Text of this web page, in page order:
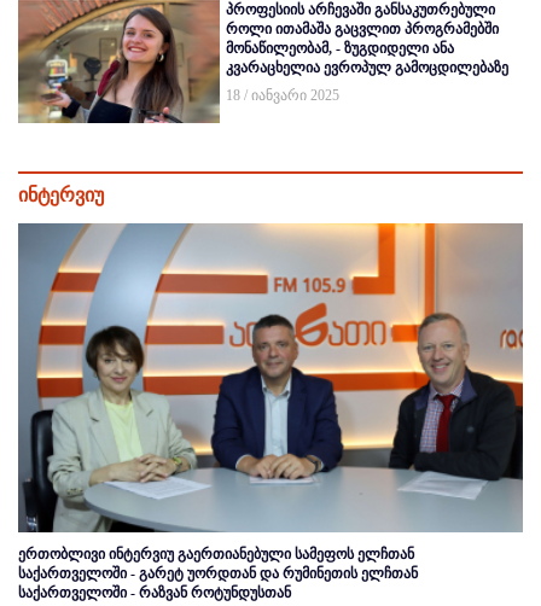
პროფესიის არჩევაში განსაკუთრებული
როლი ითამაშა გაცვლით პროგრამებში
მონაწილეობამ, - ზუგდიდელი ანა
კვარაცხელია ევროპულ გამოცდილებაზე
18 / იანვარი 2025
ინტერვიუ
ერთობლივი ინტერვიუ გაერთიანებული სამეფოს ელჩთან
საქართველოში - გარეტ უორდთან და რუმინეთის ელჩთან
საქართველოში - რაზვან როტუნდუსთან